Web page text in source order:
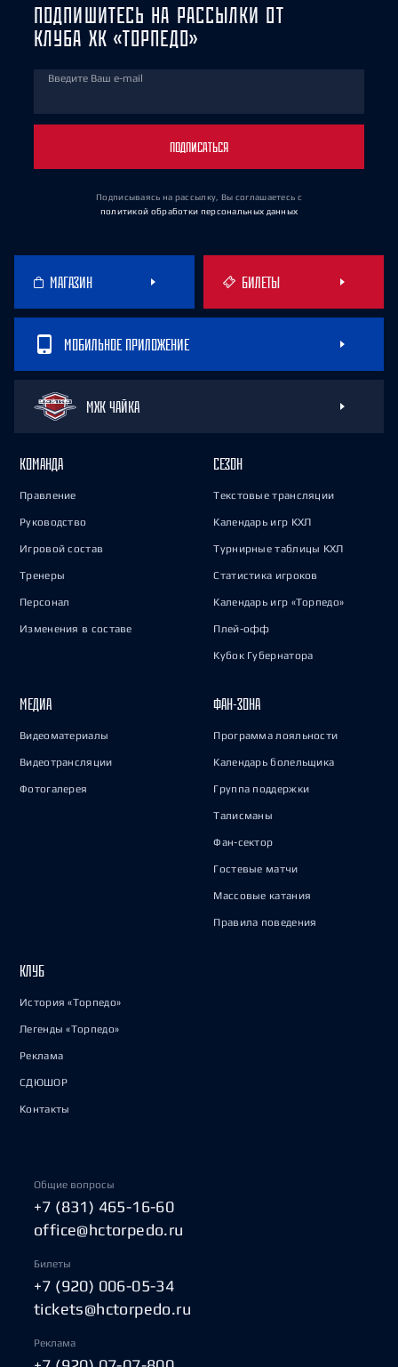
ПОДПИШИТЕСЬ НА РАССЫЛКИ ОТ
КЛУБА ХК «ТОРПЕДО»
Введите Ваш e-mail
ПОДПИСАТЬСЯ
Подписываясь на рассылку, Вы соглашаетесь с
политикой обработки персональных данных
МАГАЗИН БИЛЕТЫ
МОБИЛЬНОЕ ПРИЛОЖЕНИЕ
МХК ЧАЙКА
КОМАНДА
Правление
Руководство
Игровой состав
Тренеры
Персонал
Изменения в составе
СЕЗОН
Текстовые трансляции
Календарь игр КХЛ
Турнирные таблицы КХЛ
Статистика игроков
Календарь игр «Торпедо»
Плей-офф
Кубок Губернатора
МЕДИА
Видеоматериалы
Видеотрансляции
Фотогалерея
ФАН-ЗОНА
Программа лояльности
Календарь болельщика
Группа поддержки
Талисманы
Фан-сектор
Гостевые матчи
Массовые катания
Правила поведения
КЛУБ
История «Торпедо»
Легенды «Торпедо»
Реклама
СДЮШОР
Контакты
Общие вопросы
+7 (831) 465-16-60
office@hctorpedo.ru
Билеты
+7 (920) 006-05-34
tickets@hctorpedo.ru
Реклама